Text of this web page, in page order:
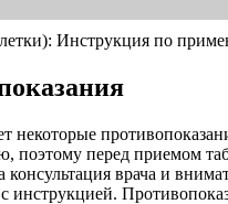
Инструкция по
некоторые
поэтому перед приемом
консультация врача и
инструкцией.